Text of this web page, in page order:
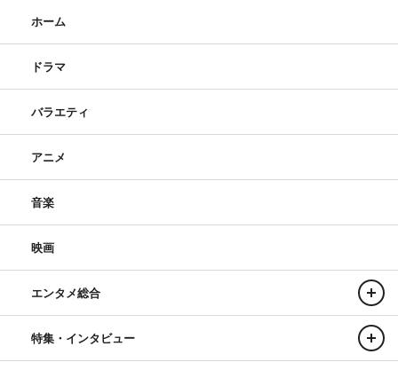
ホーム
ドラマ
バラエティ
アニメ
音楽
映画
エンタメ総合
特集・インタビュー